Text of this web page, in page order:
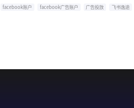
facebook账户 facebook广告账户 广告投放 飞书逸途